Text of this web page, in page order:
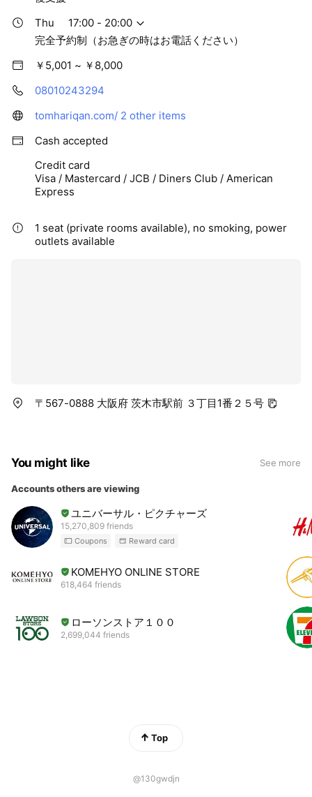
Thu
17:00 - 20:00
完全予約制（お急ぎの時はお電話ください）
￥5,001 ~ ￥8,000
08010243294
tomhariqan.com/ 2 other items
Cash accepted
Credit card
Visa / Mastercard / JCB / Diners Club / American
Express
1 seat (private rooms available), no smoking, power
outlets available
〒567-0888 大阪府 茨木市駅前 ３丁目1番２５号
You might like See more
Accounts others are viewing
ユニバーサル・ピクチャーズ
15,270,809 friends
Coupons Reward card
KOMEHYO ONLINE STORE
618,464 friends
ローソンストア１００
2,699,044 friends
Top
@130gwdjn